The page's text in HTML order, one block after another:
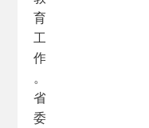
育
工
作
。
省
委